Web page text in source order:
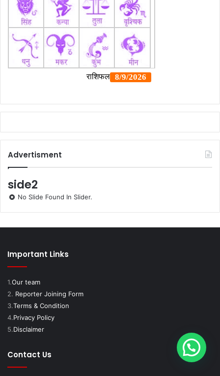
Advertisment
side2
No Slide Found In Slider.
Important Links
1.Our team
2. Reporter Joining Form
3.Terms & Condition
4.Privacy Policy
5.Disclaimer
Contact Us